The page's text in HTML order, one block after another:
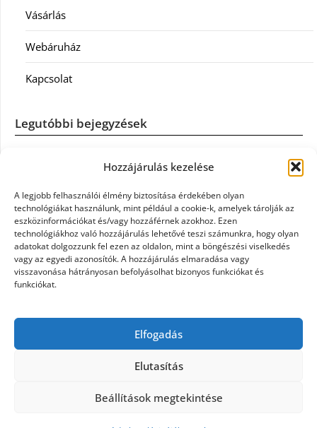
Hozzájárulás kezelése
A legjobb felhasználói élmény biztosítása érdekében olyan
technológiákat használunk, mint például a cookie-k, amelyek tárolják az
eszközinformációkat és/vagy hozzáférnek azokhoz. Ezen
technológiákhoz való hozzájárulás lehetővé teszi számunkra, hogy olyan
adatokat dolgozzunk fel ezen az oldalon, mint a böngészési viselkedés
vagy az egyedi azonosítók. A hozzájárulás elmaradása vagy
visszavonása hátrányosan befolyásolhat bizonyos funkciókat és
funkciókat.
Elfogadás
Elutasítás
Beállítások megtekintése
Vásárlás
Webáruház
Kapcsolat
Legutóbbi bejegyzések
Casco szélvédőcsere: mikor éri meg a biztosítást igénybe
Könyvelés: mikor érdemes könyvelőt váltani?
Szövetkezeti jog: miért elengedhetetlen a szakszerű jogi
háttér a biztonságos működéshez
Munkajogi ügyvéd: miért nem érdemes várni a jogi
Tüll anyag: elegancia és sokoldalúság a Szakatex
kínálatában